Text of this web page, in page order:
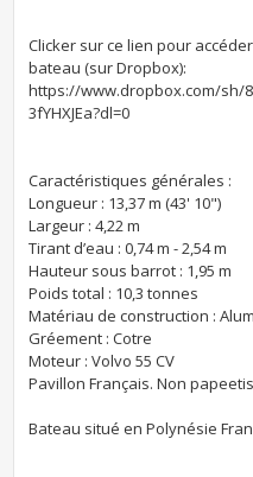
Clicker sur ce lien pour
bateau (sur Dropbox):
https://www.dropbox.com/sh/
3fYHXJEa?dl=0
Caractéristiques générales :
Longueur : 13,37 m (43' 10")
Largeur : 4,22 m
Tirant d’eau : 0,74 m - 2,54 m
Hauteur sous barrot : 1,95 m
Poids total : 10,3 tonnes
Matériau de construction :
Gréement : Cotre
Moteur : Volvo 55 CV
Pavillon Français. Non
Bateau situé en Polynésie